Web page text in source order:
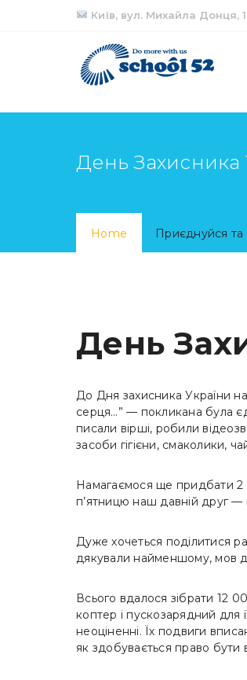
Київ, вул. Михайла Донця,
День Захисника
Home Приєднуйся та
День
До Дня захисника України
серця…” — покликана була
писали вірші, робили
засоби гігієни, смаколики,
Намагаємося ще придбати 2
п’ятницю наш давній друг —
Дуже хочеться поділитися
дякували найменшому, мов
Всього вдалося зібрати 12
коптер і пускозарядний для
неоціненні. Їх подвиги
як здобувається право бути